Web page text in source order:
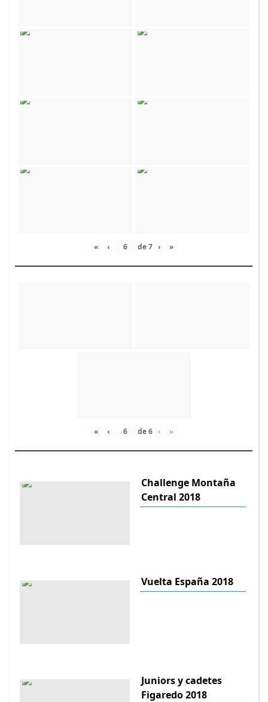
« ‹ de7 › »
« ‹ de6 › »
Challenge Montaña
Central 2018
Vuelta España 2018
Juniors y cadetes
Figaredo 2018